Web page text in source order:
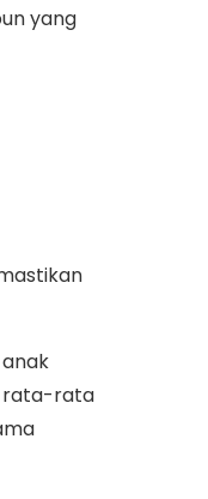
yang
rata-rata